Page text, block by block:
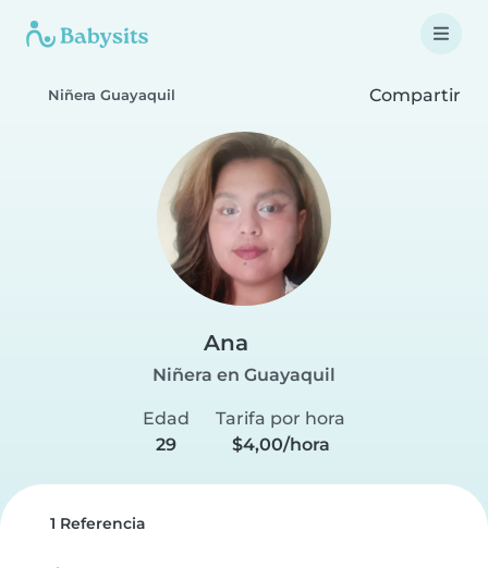
Niñera Guayaquil Compartir
Ana
Niñera en Guayaquil
Edad
29
Tarifa por hora
$4,00/hora
1 Referencia